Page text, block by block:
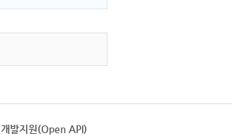
개발지원(Open API)